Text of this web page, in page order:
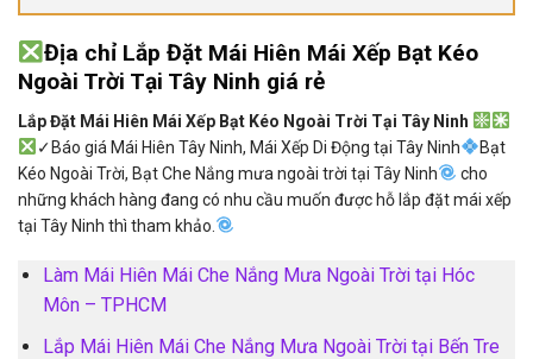
Địa chỉ Lắp Đặt Mái Hiên Mái Xếp Bạt Kéo
Ngoài Trời Tại Tây Ninh giá rẻ
Lắp Đặt Mái Hiên Mái Xếp Bạt Kéo Ngoài Trời Tại Tây Ninh
✓Báo giá Mái Hiên Tây Ninh, Mái Xếp Di Động tại Tây Ninh
Bạt
Kéo Ngoài Trời, Bạt Che Nắng mưa ngoài trời tại Tây Ninh
cho
những khách hàng đang có nhu cầu muốn được hỗ lắp đặt mái xếp
tại Tây Ninh thì tham khảo.
Làm Mái Hiên Mái Che Nắng Mưa Ngoài Trời tại Hóc
Môn – TPHCM
Lắp Mái Hiên Mái Che Nắng Mưa Ngoài Trời tại Bến Tre